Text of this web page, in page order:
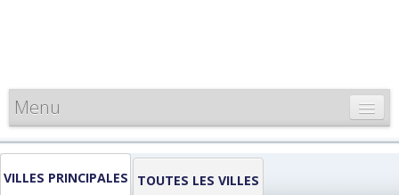
Menu
CARTE DE FRANCE
INFORMATIONS
VILLES PRINCIPALES TOUTES LES VILLES